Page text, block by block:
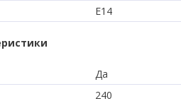
E14
Да
240